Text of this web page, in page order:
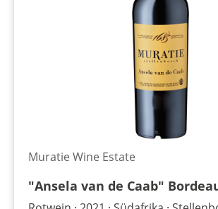
Muratie Wine Estate
"Ansela van de Caab"